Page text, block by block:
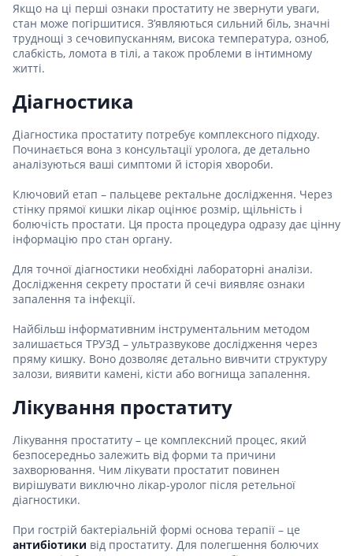
Якщо на ці перші ознаки простатиту не звернути уваги,
стан може погіршитися. З’являються сильний біль, значні
труднощі з сечовипусканням, висока температура, озноб,
слабкість, ломота в тілі, а також проблеми в інтимному
житті.
Діагностика
Діагностика простатиту потребує комплексного підходу.
Починається вона з консультації уролога, де детально
аналізуються ваші симптоми й історія хвороби.
Ключовий етап – пальцеве ректальне дослідження. Через
стінку прямої кишки лікар оцінює розмір, щільність і
болючість простати. Ця проста процедура одразу дає цінну
інформацію про стан органу.
Для точної діагностики необхідні лабораторні аналізи.
Дослідження секрету простати й сечі виявляє ознаки
запалення та інфекції.
Найбільш інформативним інструментальним методом
залишається ТРУЗД – ультразвукове дослідження через
пряму кишку. Воно дозволяє детально вивчити структуру
залози, виявити камені, кісти або вогнища запалення.
Лікування простатиту
Лікування простатиту – це комплексний процес, який
безпосередньо залежить від форми та причини
захворювання. Чим лікувати простатит повинен
вирішувати виключно лікар-уролог після ретельної
діагностики.
При гострій бактеріальній формі основа терапії – це
антибіотики від простатиту. Для полегшення болючих